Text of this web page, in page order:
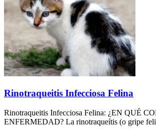
Rinotraqueitis Infecciosa Felina
Rinotraqueitis Infecciosa Felina: ¿EN QUÉ
ENFERMEDAD? La rinotraqueítis (o gripe